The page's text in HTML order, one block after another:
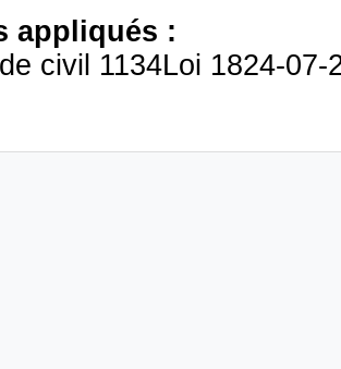
appliqués :
civil 1134Loi 1824-07-